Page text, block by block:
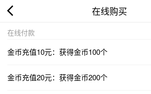
在线购买
在线付款
金币充值10元：获得金币100个
金币充值20元：获得金币200个